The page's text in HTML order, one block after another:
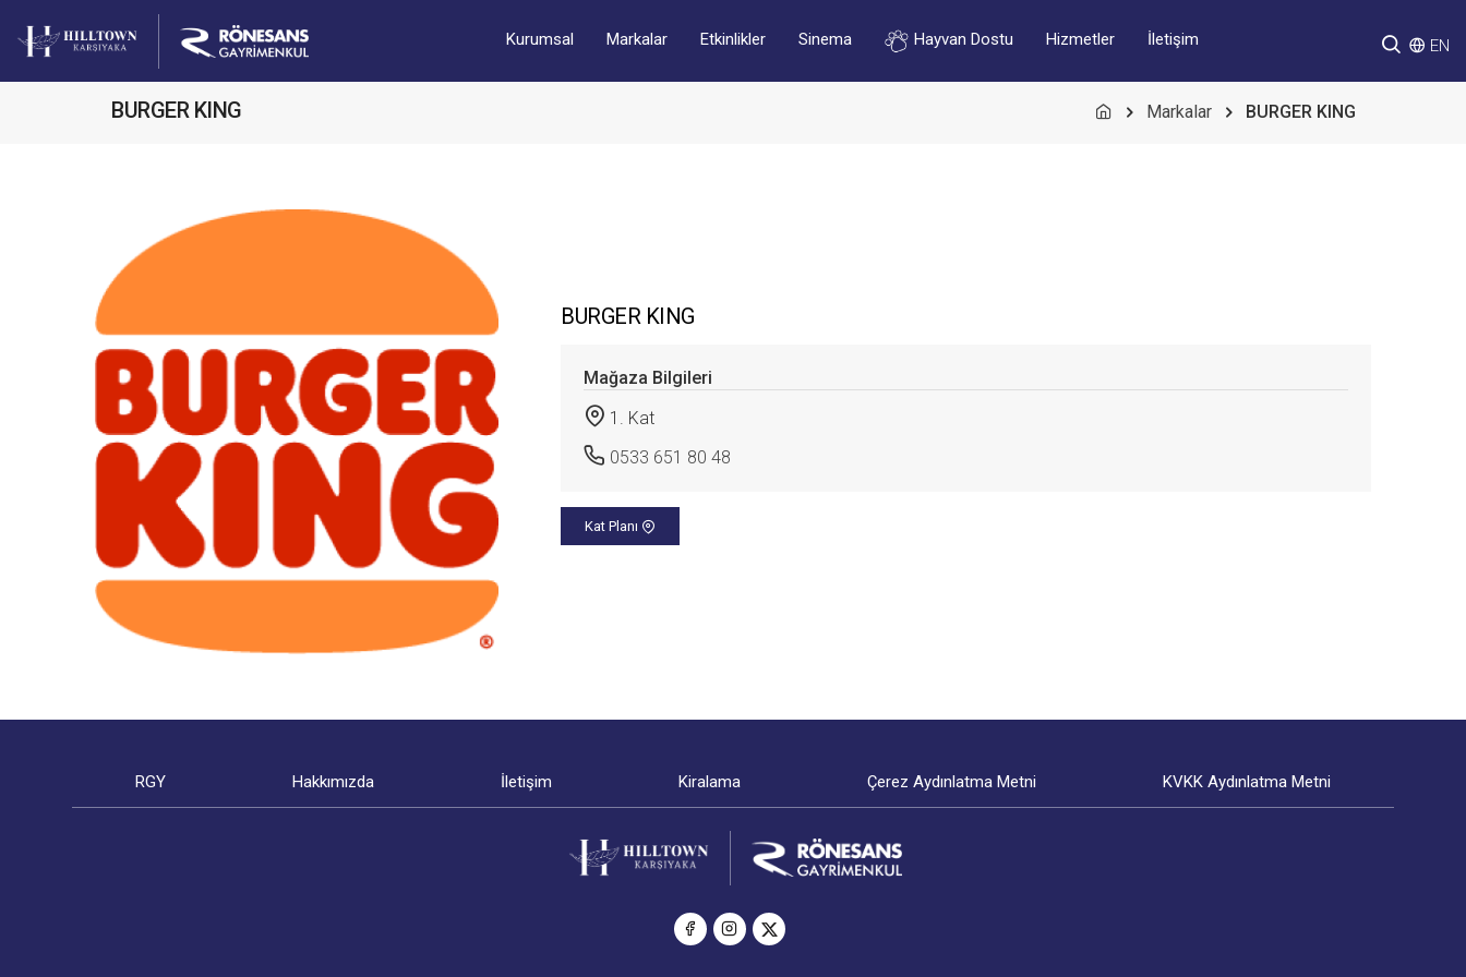
Kurumsal Markalar Etkinlikler Sinema Hayvan Dostu Hizmetler İletişim EN
BURGER KING Markalar BURGER KING
BURGER KING
Mağaza Bilgileri
1. Kat
0533 651 80 48
Kat Planı
RGY Hakkımızda İletişim Kiralama Çerez Aydınlatma Metni KVKK Aydınlatma Metni